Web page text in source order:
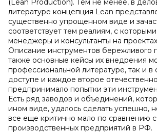
(Lean Production). Тем не менее, в
литературе концепция Lean
существенно упрощенном виде и
соответствует тем реалиям, с
менеджеры и консультанты на
Описание инструментов бережливого
также основные кейсы их внедрения
профессиональной литературе, так и
доступе и каждое второе
предпринимало попытки эти
Есть ряд заводов и объединений,
ином виде, удалось сделать успешно,
все еще критично мало по сравнению
производственных предприятий в РФ.